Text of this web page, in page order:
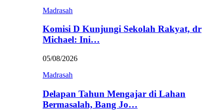
Madrasah
Komisi D Kunjungi Sekolah Rakyat, dr
Michael: Ini…
05/08/2026
Madrasah
Delapan Tahun Mengajar di Lahan
Bermasalah, Bang Jo…